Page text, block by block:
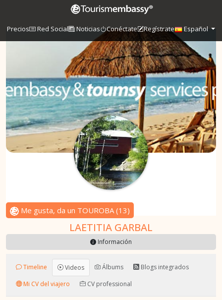
Precios Red Social Noticias Conéctate Regístrate Español
Me gusta, da un TOUROBA(13)
LAETITIA GARBAL
Información
Timeline Videos Álbums
Blogs integrados
Mi CV del viajero
CV professional